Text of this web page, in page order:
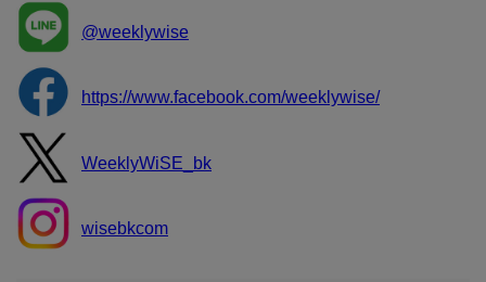
@weeklywise
https://www.facebook.com/weeklywise/
WeeklyWiSE_bk
wisebkcom